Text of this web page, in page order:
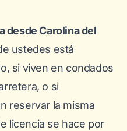
desde Carolina del
ustedes está
si viven en condados
o si
reservar la misma
licencia se hace por